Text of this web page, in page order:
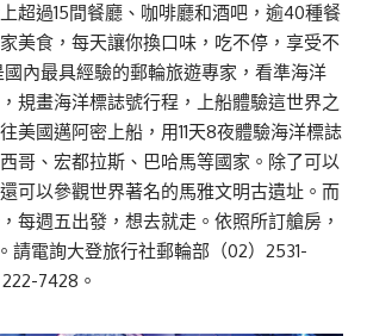
超過15間餐廳、咖啡廳和酒吧，逾40種餐
美食，每天讓你換口味，吃不停，享受不
內最具經驗的郵輪旅遊專家，看準海洋
規畫海洋標誌號行程，上船體驗這世界之
美國邁阿密上船，用11天8夜體驗海洋標誌
哥、宏都拉斯、巴哈馬等國家。除了可以
可以參觀世界著名的馬雅文明古遺址。而
每週五出發，想去就走。依照所訂艙房，
請電詢大登旅行社郵輪部（02）2531-
7428。